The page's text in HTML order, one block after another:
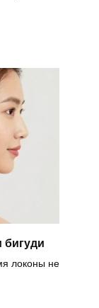
бигуди
локоны не